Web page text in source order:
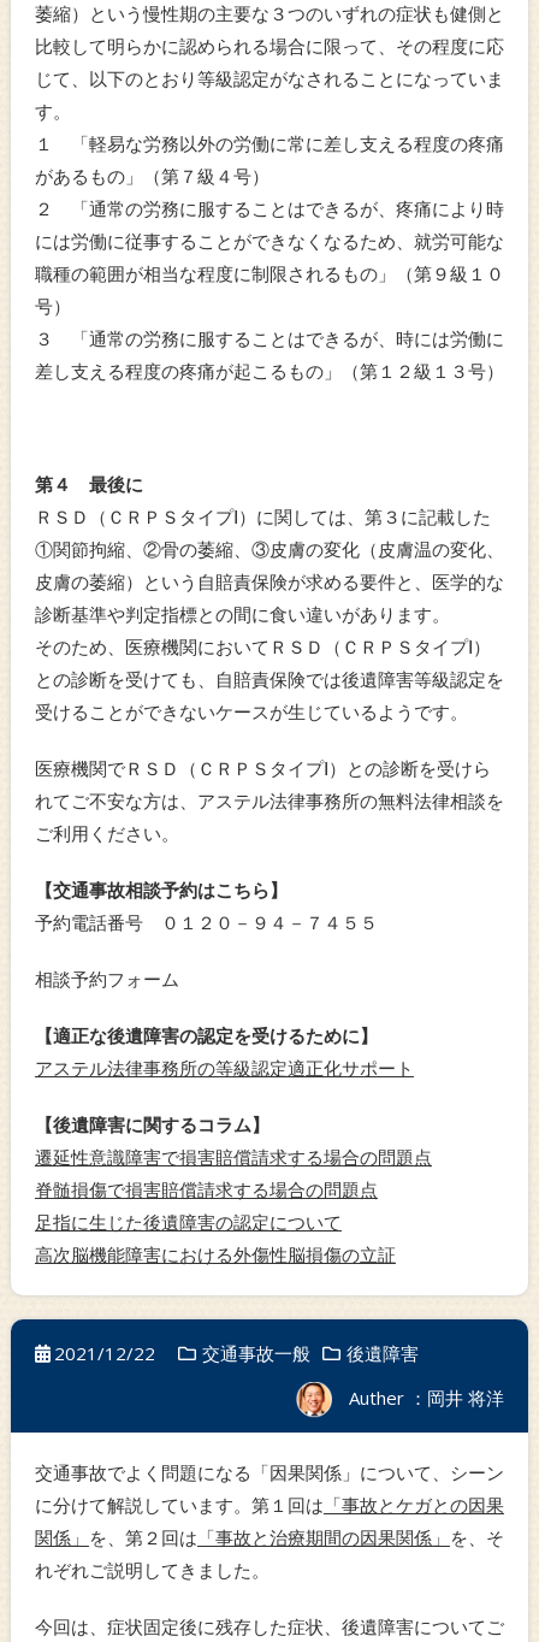
萎縮）という慢性期の主要な３つのいずれの症状も健側と
比較して明らかに認められる場合に限って、その程度に応
じて、以下のとおり等級認定がなされることになっていま
す。
１ 「軽易な労務以外の労働に常に差し支える程度の疼痛
があるもの」（第７級４号）
２ 「通常の労務に服することはできるが、疼痛により時
には労働に従事することができなくなるため、就労可能な
職種の範囲が相当な程度に制限されるもの」（第９級１０
号）
３ 「通常の労務に服することはできるが、時には労働に
差し支える程度の疼痛が起こるもの」（第１２級１３号）
第４ 最後に
ＲＳＤ（ＣＲＰＳタイプⅠ）に関しては、第３に記載した
①関節拘縮、②骨の萎縮、③皮膚の変化（皮膚温の変化、
皮膚の萎縮）という自賠責保険が求める要件と、医学的な
診断基準や判定指標との間に食い違いがあります。
そのため、医療機関においてＲＳＤ（ＣＲＰＳタイプⅠ）
との診断を受けても、自賠責保険では後遺障害等級認定を
受けることができないケースが生じているようです。
医療機関でＲＳＤ（ＣＲＰＳタイプⅠ）との診断を受けら
れてご不安な方は、アステル法律事務所の無料法律相談を
ご利用ください。
【交通事故相談予約はこちら】
予約電話番号 ０１２０－９４－７４５５
相談予約フォーム
【適正な後遺障害の認定を受けるために】
アステル法律事務所の等級認定適正化サポート
【後遺障害に関するコラム】
遷延性意識障害で損害賠償請求する場合の問題点
脊髄損傷で損害賠償請求する場合の問題点
足指に生じた後遺障害の認定について
高次脳機能障害における外傷性脳損傷の立証
2021/12/22 交通事故一般
後遺障害
Auther ：岡井 将洋
交通事故でよく問題になる「因果関係」について、シーン
に分けて解説しています。第１回は 「事故とケガとの因果
関係」 を、第２回は 「事故と治療期間の因果関係」 を、そ
れぞれご説明してきました。
今回は、症状固定後に残存した症状、後遺障害についてご